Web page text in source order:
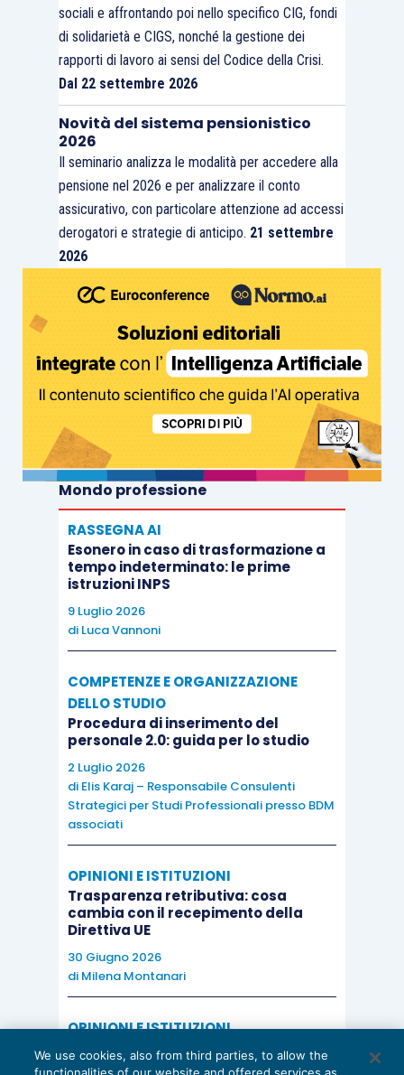
sociali e affrontando poi nello specifico CIG, fondi
di solidarietà e CIGS, nonché la gestione dei
rapporti di lavoro ai sensi del Codice della Crisi.
Dal 22 settembre 2026
Novità del sistema pensionistico
2026
Il seminario analizza le modalità per accedere alla
pensione nel 2026 e per analizzare il conto
assicurativo, con particolare attenzione ad accessi
derogatori e strategie di anticipo. 21 settembre
2026
Mondo professione
RASSEGNA AI
Esonero in caso di trasformazione a
tempo indeterminato: le prime
istruzioni INPS
9 Luglio 2026
di Luca Vannoni
COMPETENZE E ORGANIZZAZIONE
DELLO STUDIO
Procedura di inserimento del
personale 2.0: guida per lo studio
2 Luglio 2026
di Elis Karaj – Responsabile Consulenti
Strategici per Studi Professionali presso BDM
associati
OPINIONI E ISTITUZIONI
Trasparenza retributiva: cosa
cambia con il recepimento della
Direttiva UE
30 Giugno 2026
di Milena Montanari
OPINIONI E ISTITUZIONI
Valorizzare il potenziale dello Studio:
una riflessione sul futuro della
We use cookies, also from third parties, to allow the